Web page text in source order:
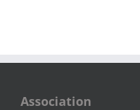
Association